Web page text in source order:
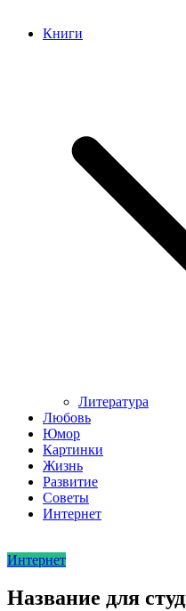
Книги
Литература
Любовь
Юмор
Картинки
Жизнь
Развитие
Советы
Интернет
Интернет
Название для